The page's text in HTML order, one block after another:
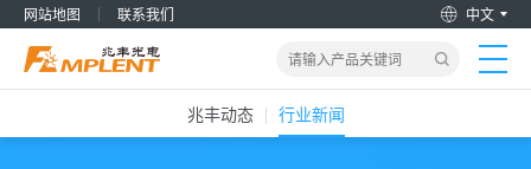
网站地图 联系我们 中文
兆丰动态 行业新闻